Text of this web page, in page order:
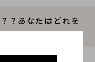
？あなたはどれを